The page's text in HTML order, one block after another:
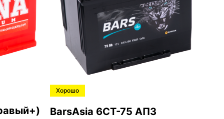
Хорошо
BarsAsia 6СТ-75 АПЗ